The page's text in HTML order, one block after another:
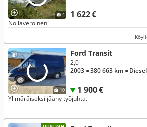
4 1 622 €
Nollaveroinen!
10
Ford Transit
1 900 €
2,0
2003 ● 380 663 km ● Diesel
Ylimäräiseksi jääny työjuhta.